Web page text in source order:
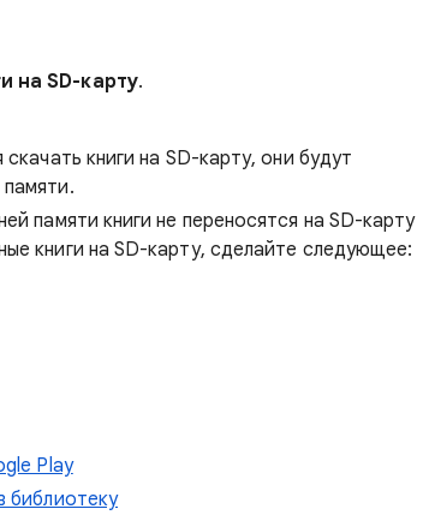
на SD-карту.
книги на SD-карту, они будут
памяти книги не переносятся на SD-карту
книги на SD-карту, сделайте следующее:
Play
библиотеку